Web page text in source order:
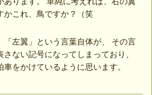
かこれ、鳥ですか？（笑
「左翼」という言葉自体が、 その言
ない記号になってしまっており、
をかけているように思います。